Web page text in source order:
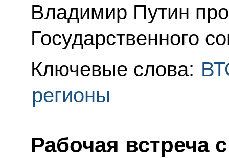
Владимир Путин
Государственного
Ключевые слова:
регионы
Рабочая встреча